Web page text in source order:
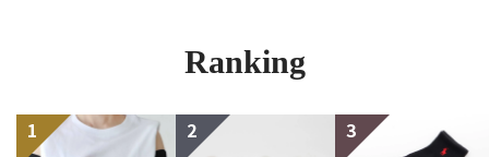
Ranking